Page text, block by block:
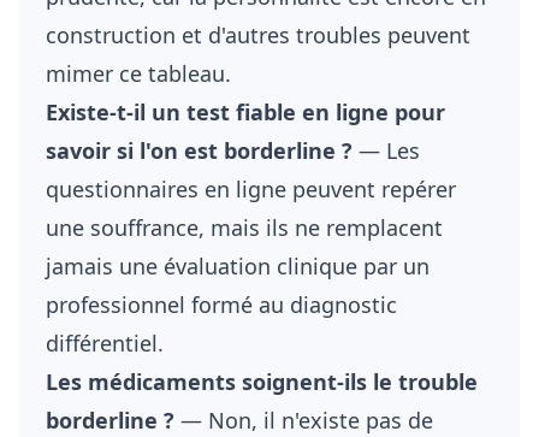
construction et d'autres troubles peuvent
mimer ce tableau.
Existe-t-il un test fiable en ligne pour
savoir si l'on est borderline ? — Les
questionnaires en ligne peuvent repérer
une souffrance, mais ils ne remplacent
jamais une évaluation clinique par un
professionnel formé au diagnostic
différentiel.
Les médicaments soignent-ils le trouble
borderline ? — Non, il n'existe pas de